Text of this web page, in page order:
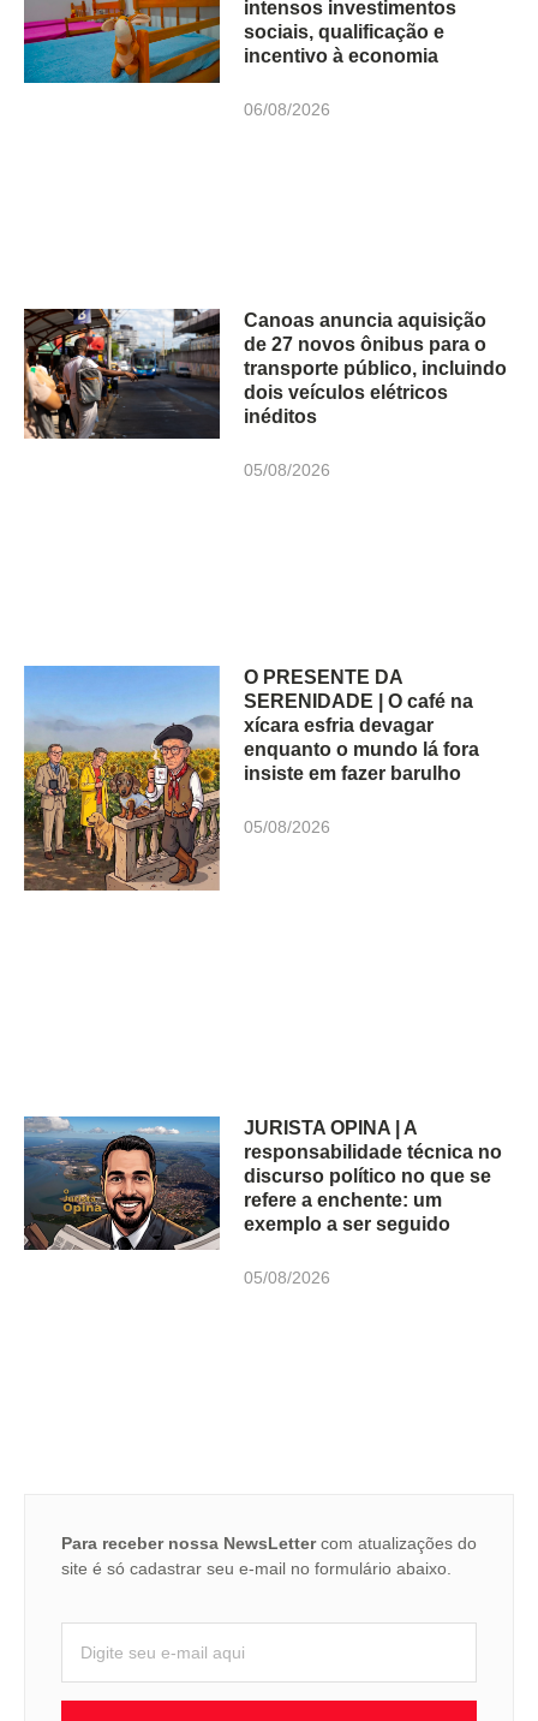
intensos investimentos
sociais, qualificação e
incentivo à economia
06/08/2026
Canoas anuncia aquisição
de 27 novos ônibus para o
transporte público, incluindo
dois veículos elétricos
inéditos
05/08/2026
O PRESENTE DA
SERENIDADE | O café na
xícara esfria devagar
enquanto o mundo lá fora
insiste em fazer barulho
05/08/2026
JURISTA OPINA | A
responsabilidade técnica no
discurso político no que se
refere a enchente: um
exemplo a ser seguido
05/08/2026
Para receber nossa NewsLettercom atualizações do
site é só cadastrar seu e-mail no formulário abaixo.